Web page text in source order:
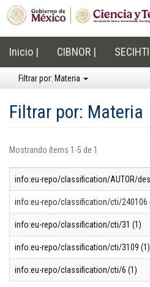
Inicio | CIBNOR | SECIHTI
Filtrar por: Materia
Filtrar por: Materia
Mostrando ítems 1-5 de 1
info:eu-repo/classification/AUTOR/
info:eu-repo/classification/cti/240106
info:eu-repo/classification/cti/31 (1)
info:eu-repo/classification/cti/3109 (1)
info:eu-repo/classification/cti/6 (1)